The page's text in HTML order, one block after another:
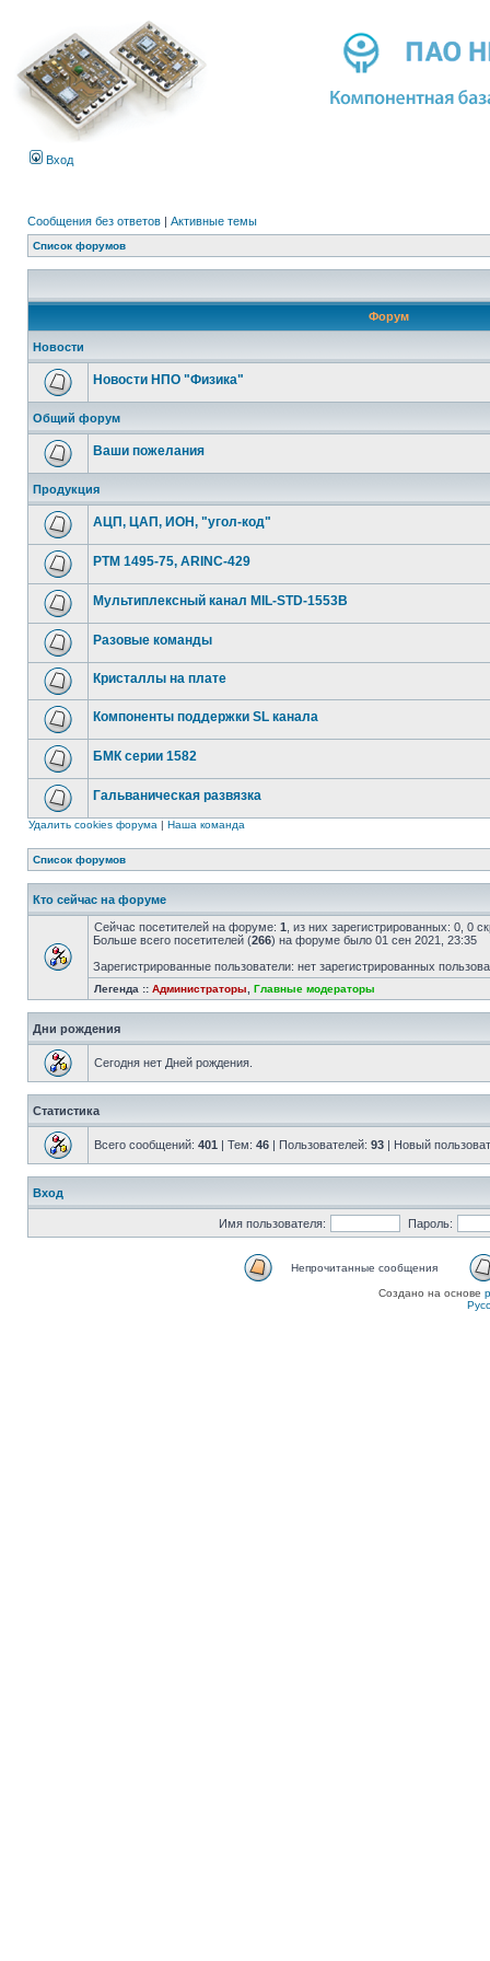
Вход
Сообщения без ответов | Активные темы
Список форумов
Форум
Новости
Новости НПО "Физика"
Общий форум
Ваши пожелания
Продукция
АЦП, ЦАП, ИОН, "угол-код"
РТМ 1495-75, ARINC-429
Мультиплексный канал MIL-STD-1553B
Разовые команды
Кристаллы на плате
Компоненты поддержки SL канала
БМК серии 1582
Гальваническая развязка
Удалить cookies форума | Наша команда
Список форумов
Кто сейчас на форуме
Сейчас посетителей на форуме: 1 , из них зарегистрированных: 0, 0
Больше всего посетителей (266) на форуме было 01 сен 2021, 23:35
Зарегистрированные пользователи: нет зарегистрированных
Легенда :: Администраторы Главные модераторы
Дни рождения
Сегодня нет Дней рождения.
Статистика
Всего сообщений: 401 | Тем: 46 | Пользователей: 93 | Новый
Вход
Имя пользователя: Пароль:
Непрочитанные сообщения
Создано на основе